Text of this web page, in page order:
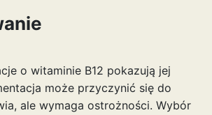
o witaminie B12 pokazują jej
może przyczynić się do
ale wymaga ostrożności. Wybór